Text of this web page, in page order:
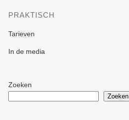
PRAKTISCH
Tarieven
In de media
Zoeken
Zoeken